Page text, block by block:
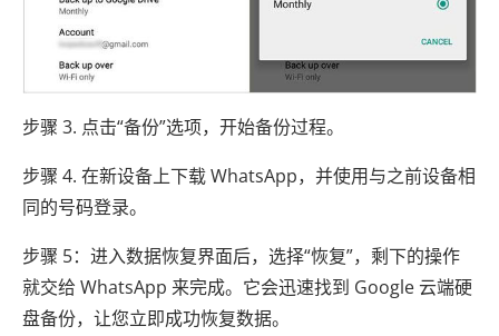
步骤 3. 点击“备份”选项，开始备份过程。
步骤 4. 在新设备上下载 WhatsApp，并使用与之前设备相
同的号码登录。
步骤 5：进入数据恢复界面后，选择“恢复”，剩下的操作
就交给 WhatsApp 来完成。它会迅速找到 Google 云端硬
盘备份，让您立即成功恢复数据。